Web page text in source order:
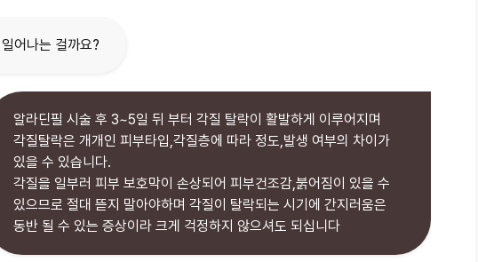
어나는 걸까요?
알라딘필 시술 후 3~5일 뒤 부터 각질 탈락이 활발하게 이루어지며
각질탈락은 개개인 피부타입,각질층에 따라 정도,발생 여부의 차이가
있을 수 있습니다.
각질을 일부러 피부 보호막이 손상되어 피부건조감,붉어짐이 있을 수
있으므로 절대 뜯지 말아야하며 각질이 탈락되는 시기에 간지러움은
동반 될 수 있는 증상이라 크게 걱정하지 않으셔도 되십니다